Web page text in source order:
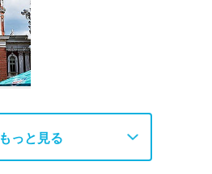
もっと見る